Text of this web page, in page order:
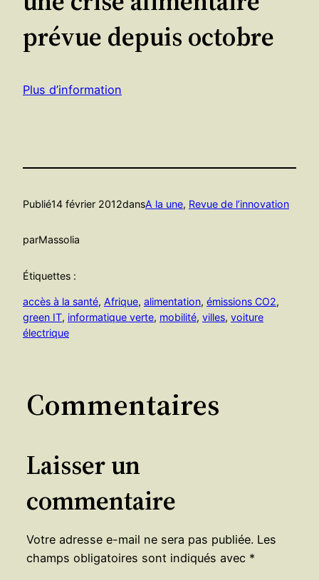
prévue depuis octobre
Plus d’information
Publié14 février 2012dansA la une, Revue de l’innovation
parMassolia
Étiquettes :
accès à la santé, Afrique, alimentation, émissions CO2
green IT, informatique verte, mobilité, villes, voiture
électrique
Commentaires
Laisser un
commentaire
Votre adresse e-mail ne sera pas publiée. Les
champs obligatoires sont indiqués avec *